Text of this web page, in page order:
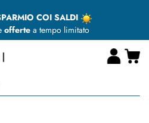
COI SALDI
offertea tempo limitato